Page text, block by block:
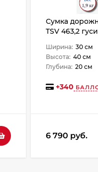
Сумка
TSV 463,2
Ширина: 30 см
Высота: 40 см
Глубина: 20 см
+340
6 790 руб.